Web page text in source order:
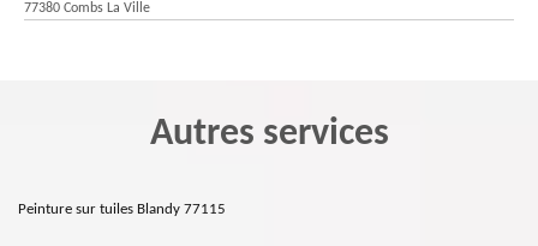
77380 Combs La Ville
Autres services
Peinture sur tuiles Blandy 77115